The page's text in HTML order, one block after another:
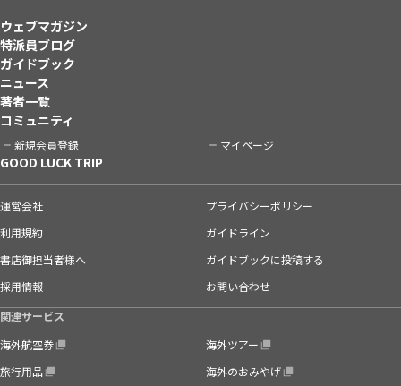
ウェブマガジン
特派員ブログ
ガイドブック
ニュース
著者一覧
コミュニティ
新規会員登録 マイページ
GOOD LUCK TRIP
運営会社
プライバシーポリシー
利用規約
ガイドライン
書店御担当者様へ
ガイドブックに投稿する
採用情報
お問い合わせ
関連サービス
海外航空券
海外ツアー
旅行用品
海外のおみやげ